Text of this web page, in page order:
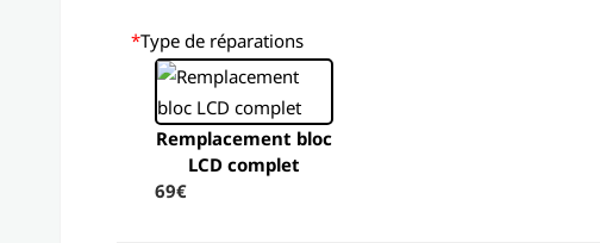
*Type de réparations
Remplacement bloc
LCD complet
69€